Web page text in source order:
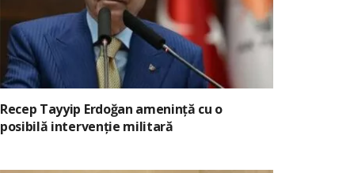
Recep Tayyip Erdoğan amenință cu o
posibilă intervenție militară